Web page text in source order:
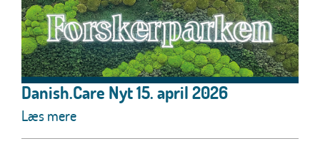
Danish.Care Nyt 15. april 2026
Læs mere